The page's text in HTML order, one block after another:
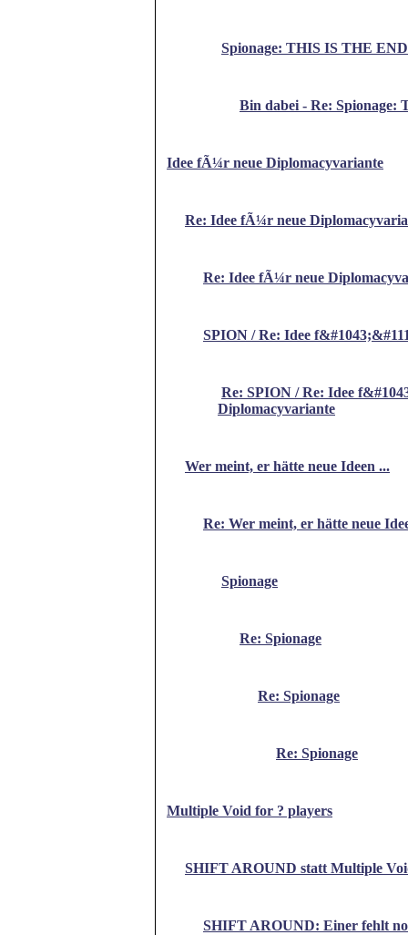
Spionage: THIS IS THE
Bin dabei - Re: Spionage:
Idee fÃ¼r neue Diplomacyvariante
Re: Idee fÃ¼r neue
Re: Idee fÃ¼r neue
SPION / Re: Idee
Re: SPION / Re: Idee
Diplomacyvariante
Wer meint, er hätte neue Ideen ...
Re: Wer meint, er hätte neue
Spionage
Re: Spionage
Re: Spionage
Re: Spionage
Multiple Void for ? players
SHIFT AROUND statt Multiple
SHIFT AROUND: Einer fehlt